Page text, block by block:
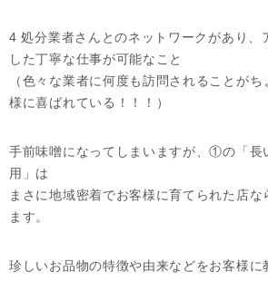
4 処分業者さんとのネットワークがあり、
した丁寧な仕事が可能なこと
（色々な業者に何度も訪問されることが
様に喜ばれている！！！）
手前味噌になってしまいますが、①の「長
用」は
まさに地域密着でお客様に育てられた店
ます。
珍しいお品物の特徴や由来などをお客様に